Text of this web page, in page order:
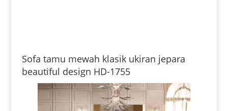
Sofa tamu mewah klasik ukiran jepara
beautiful design HD-1755